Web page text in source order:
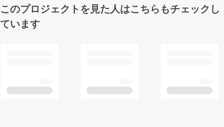
このプロジェクトを見た人はこちらもチェックし
ています